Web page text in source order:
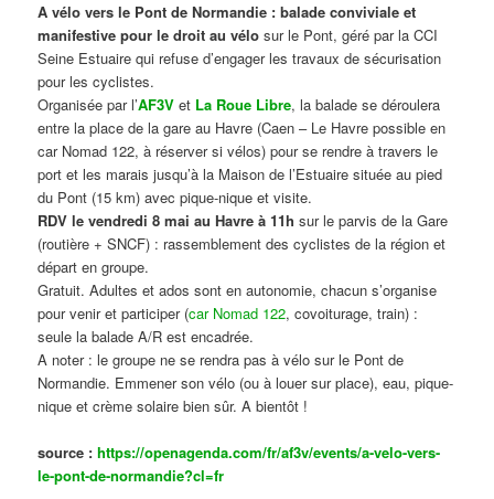
A vélo vers le Pont de Normandie : balade conviviale et
manifestive pour le droit au vélo sur le Pont, géré par la CCI
Seine Estuaire qui refuse d’engager les travaux de sécurisation
pour les cyclistes.
Organisée par l’AF3V et La Roue Libre, la balade se déroulera
entre la place de la gare au Havre (Caen – Le Havre possible en
car Nomad 122, à réserver si vélos) pour se rendre à travers le
port et les marais jusqu’à la Maison de l’Estuaire située au pied
du Pont (15 km) avec pique-nique et visite.
RDV le vendredi 8 mai au Havre à 11h sur le parvis de la Gare
(routière + SNCF) : rassemblement des cyclistes de la région et
départ en groupe.
Gratuit. Adultes et ados sont en autonomie, chacun s’organise
pour venir et participer (car Nomad 122, covoiturage, train) :
seule la balade A/R est encadrée.
A noter : le groupe ne se rendra pas à vélo sur le Pont de
Normandie. Emmener son vélo (ou à louer sur place), eau, pique-
nique et crème solaire bien sûr. A bientôt !
source :https://openagenda.com/fr/af3v/events/a-velo-vers-
le-pont-de-normandie?cl=fr